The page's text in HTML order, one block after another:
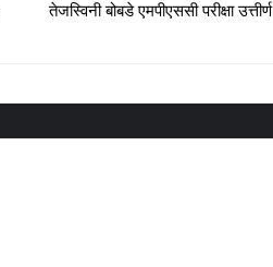
तेजस्विनी बोबडे एमपीएससी परीक्षा उत्तीर्ण